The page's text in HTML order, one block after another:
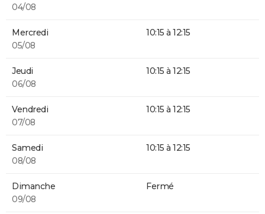
04/08
Mercredi
05/08
10:15 à 12:15
Jeudi
06/08
10:15 à 12:15
Vendredi
07/08
10:15 à 12:15
Samedi
08/08
10:15 à 12:15
Dimanche
09/08
Fermé